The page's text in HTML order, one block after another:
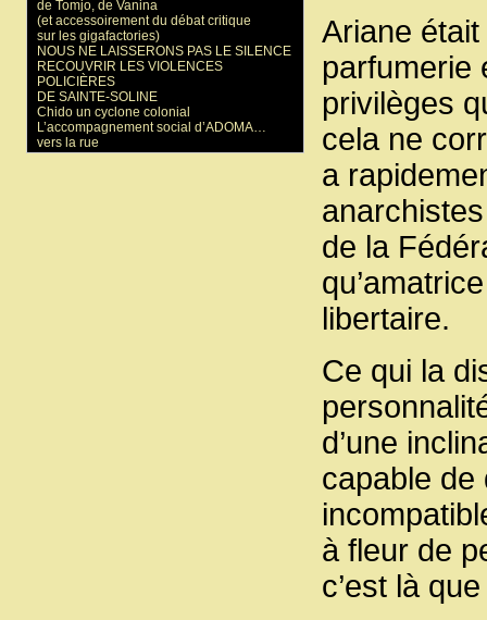
Ariane
parfumerie
privilèges
cela ne
a
de la
libertaire.
Ce qui la
d’une
capable de
à fleur de
c’est là
de Tomjo, de Vanina
(et accessoirement du débat critique
sur les gigafactories)
NOUS NE LAISSERONS PAS LE SILENCE
RECOUVRIR LES VIOLENCES
POLICIÈRES
DE SAINTE-SOLINE
Chido un cyclone colonial
L’accompagnement social d’ADOMA…
vers la rue